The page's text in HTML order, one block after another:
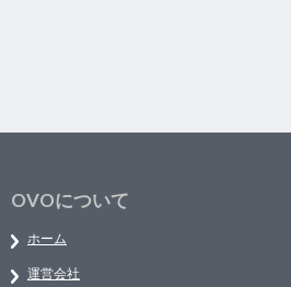
OVOについて
ホーム
運営会社